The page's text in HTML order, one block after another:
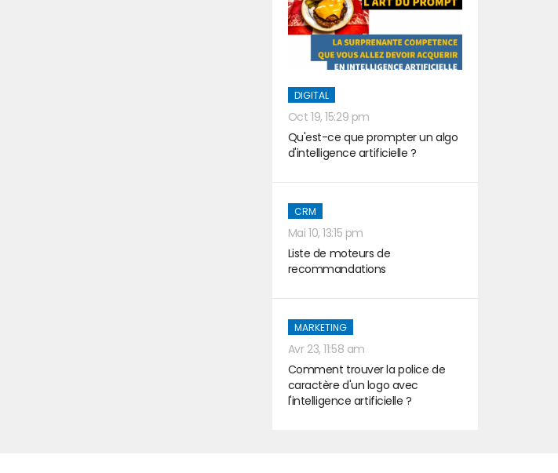
DIGITAL
Oct 19, 15:29 pm
Qu'est-ce que prompter un algo
d'intelligence artificielle ?
CRM
Mai 10, 13:15 pm
Liste de moteurs de
recommandations
MARKETING
Avr 23, 11:58 am
Comment trouver la police de
caractère d'un logo avec
l'intelligence artificielle ?